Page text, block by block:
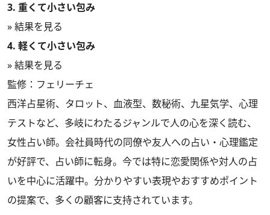
3. 重くて小さい包み
» 結果を見る
4. 軽くて小さい包み
» 結果を見る
監修：フェリーチェ
西洋占星術、タロット、血液型、数秘術、九星気学、心理
テストなど、多岐にわたるジャンルで人の心を深く読む、
女性占い師。会社員時代の同僚や友人への占い・心理鑑定
が好評で、占い師に転身。今では特に恋愛関係や対人の占
いを中心に活躍中。分かりやすい表現やおすすめポイント
の提案で、多くの顧客に支持されています。